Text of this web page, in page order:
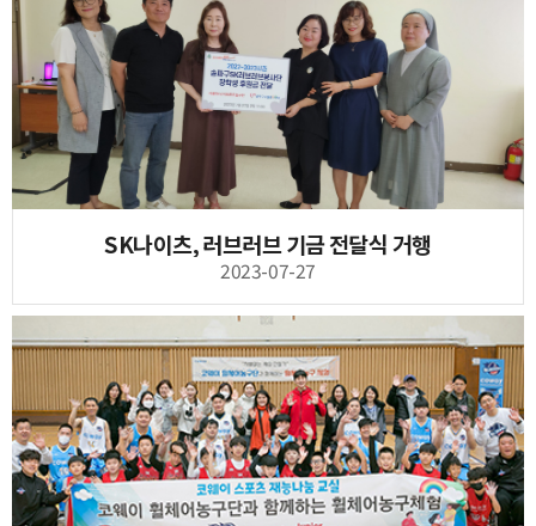
SK나이츠, 러브러브 기금 전달식 거행
2023-07-27